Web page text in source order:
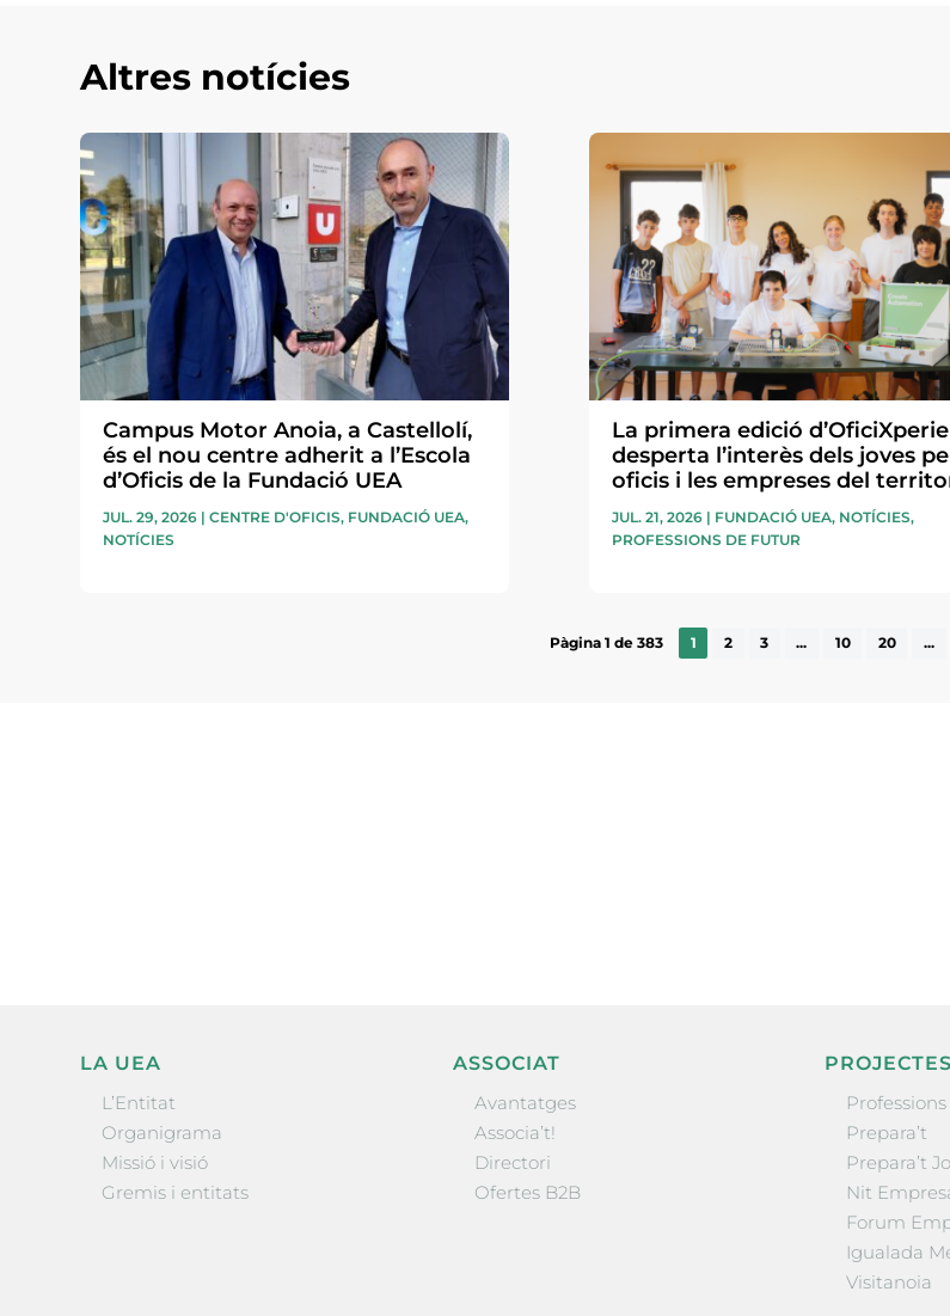
Altres notícies
Campus Motor Anoia, a Castellolí,
és el nou centre adherit a l’Escola
d’Oficis de la Fundació UEA
JUL. 29, 2026 |CENTRE D'OFICIS, FUNDACIÓ UEA,
NOTÍCIES
La primera edició
desperta l’interès dels joves
oficis i les empreses del
JUL. 21, 2026| FUNDACIÓ UEA, NOTÍCIES,
PROFESSIONS DE FUTUR
Pàgina 1 de 383 1 2 3 ... 10 20 ...
LA UEA
L’Entitat
Organigrama
Missió i visió
Gremis i entitats
ASSOCIAT
Avantatges
Associa’t!
Directori
Ofertes B2B
Prepara’t
Prepara’t
Nit
Forum
Igualada
Visitanoia